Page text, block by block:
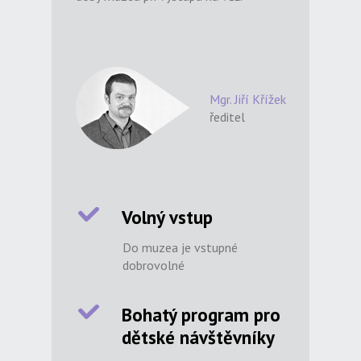
Mgr. Jiří Křížek
ředitel
Volný vstup
Do muzea je vstupné
dobrovolné
Bohatý program pro
dětské návštěvníky